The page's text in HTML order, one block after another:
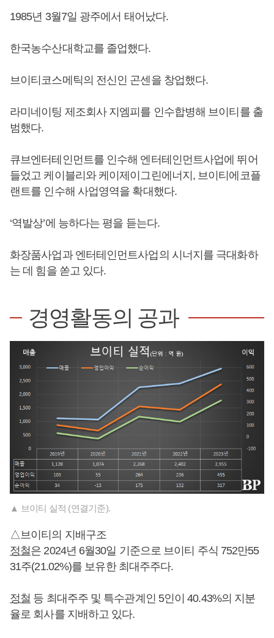
1985년 3월7일 광주에서 태어났다.
한국농수산대학교를 졸업했다.
브이티코스메틱의 전신인 곤센을 창업했다.
라미네이팅 제조회사 지엠피를 인수합병해 브이티를 출
범했다.
큐브엔터테인먼트를 인수해 엔터테인먼트사업에 뛰어
들었고 케이블리와 케이제이그린에너지, 브이티에코플
랜트를 인수해 사업영역을 확대했다.
‘역발상’에 능하다는 평을 듣는다.
화장품사업과 엔터테인먼트사업의 시너지를 극대화하
는 데 힘을 쏟고 있다.
경영활동의 공과
▲ 브이티 실적 (연결기준).
△브이티의 지배구조
정철은 2024년 6월30일 기준으로 브이티 주식 752만55
31주(21.02%)를 보유한 최대주주다.
정철 등 최대주주 및 특수관계인 5인이 40.43%의 지분
율로 회사를 지배하고 있다.